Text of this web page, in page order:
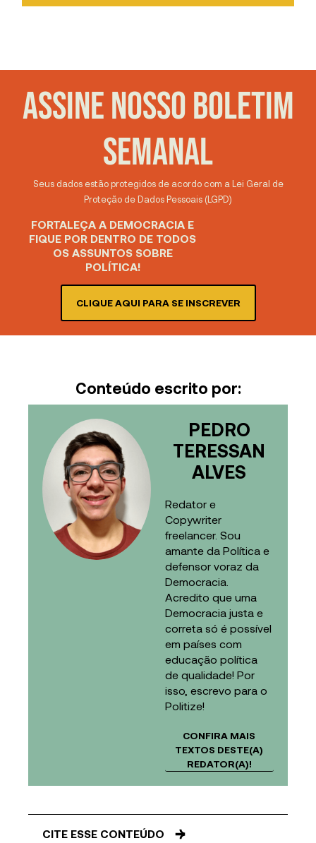
ASSINE NOSSO BOLETIM
SEMANAL
Seus dados estão protegidos de acordo com a Lei Geral de
Proteção de Dados Pessoais (LGPD)
FORTALEÇA A DEMOCRACIA E
FIQUE POR DENTRO DE TODOS
OS ASSUNTOS SOBRE
POLÍTICA!
CLIQUE AQUI PARA SE INSCREVER
Conteúdo escrito por:
PEDRO
TERESSAN
ALVES
Redator e
Copywriter
freelancer. Sou
amante da Política e
defensor voraz da
Democracia.
Acredito que uma
Democracia justa e
correta só é possível
em países com
educação política
de qualidade! Por
isso, escrevo para o
Politize!
CONFIRA MAIS
TEXTOS DESTE(A)
REDATOR(A)!
CITE ESSE CONTEÚDO